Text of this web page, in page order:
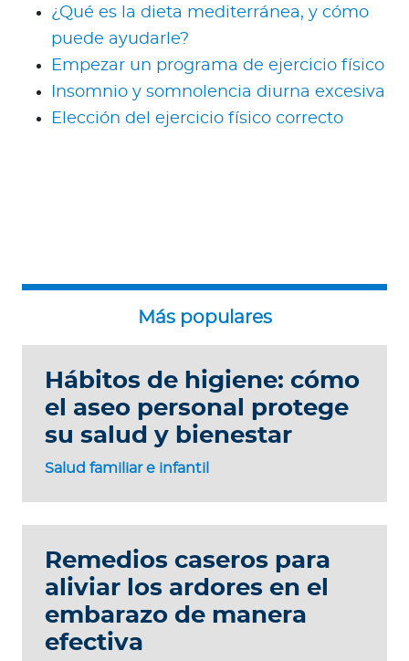
¿Qué es la dieta mediterránea, y cómo
puede ayudarle?
Empezar un programa de ejercicio físico
Insomnio y somnolencia diurna excesiva
Elección del ejercicio físico correcto
Salud familiar e infantil
Hábitos de higiene: cómo
el aseo personal protege
su salud y bienestar
Remedios caseros para
aliviar los ardores en el
embarazo de manera
efectiva